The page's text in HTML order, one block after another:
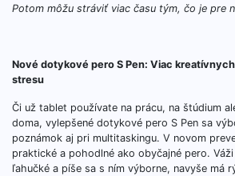
Potom môžu stráviť viac času tým, čo je pre
Nové dotykové pero S Pen: Viac
stresu
Či už tablet používate na prácu, na štúdium
doma, vylepšené dotykové pero S Pen sa
poznámok aj pri multitaskingu. V novom
praktické a pohodlné ako obyčajné pero.
ľahučké a píše sa s ním výborne, navyše má